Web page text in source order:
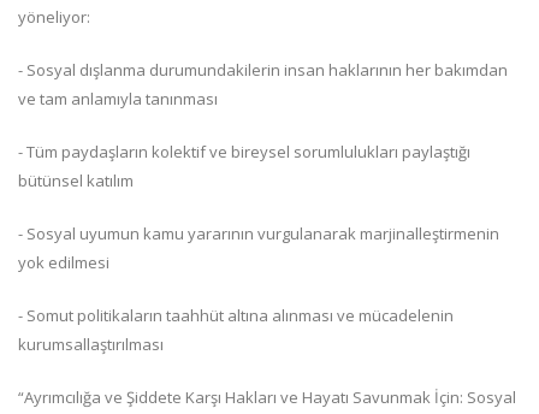
yöneliyor:
- Sosyal dışlanma durumundakilerin insan haklarının her bakımdan
ve tam anlamıyla tanınması
- Tüm paydaşların kolektif ve bireysel sorumlulukları paylaştığı
bütünsel katılım
- Sosyal uyumun kamu yararının vurgulanarak marjinalleştirmenin
yok edilmesi
- Somut politikaların taahhüt altına alınması ve mücadelenin
kurumsallaştırılması
“Ayrımcılığa ve Şiddete Karşı Hakları ve Hayatı Savunmak İçin: Sosyal